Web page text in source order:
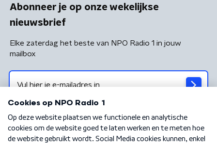
Abonneer je op onze wekelijkse
nieuwsbrief
Elke zaterdag het beste van NPO Radio 1 in jouw
mailbox
Algemene voorwaarden